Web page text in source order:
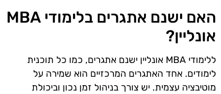
האם ישנם אתגרים בלימודי MBA
אונליין?
ללימודי MBA אונליין ישנם אתגרים, כמו כל תוכנית
לימודים. אחד האתגרים המרכזיים הוא שמירה על
מוטיבציה עצמית. יש צורך בניהול זמן נכון וביכולת